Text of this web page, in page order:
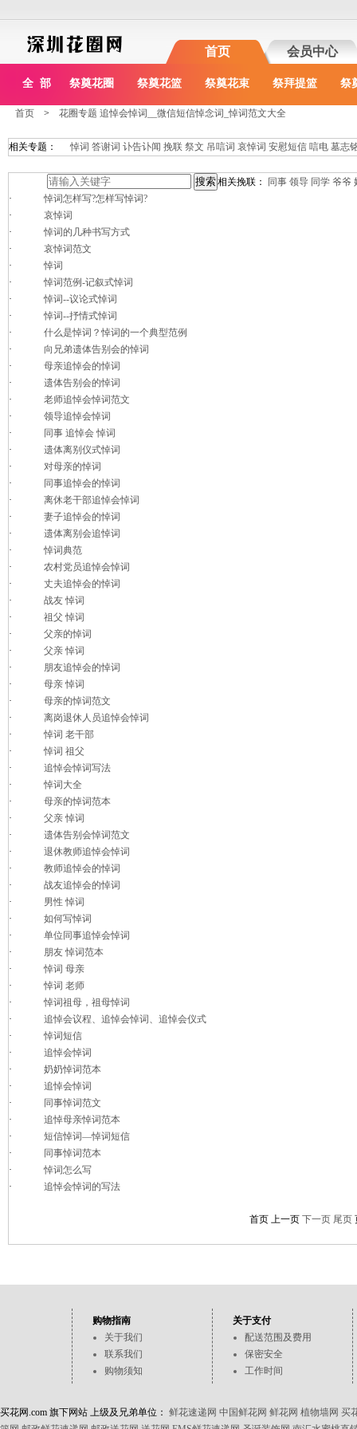
首页 会员中心
全 部 祭奠花圈 祭奠花篮 祭奠花束 祭拜提篮 祭
首页 > 花圈专题 追悼会悼词__微信短信悼念词_悼词范文大全
相关专题： 悼词 答谢词 讣告讣闻 挽联 祭文 吊唁词 哀悼词 安慰短信 唁电 墓志
相关挽联： 同事 领导 同学 爷爷
·
悼词怎样写?怎样写悼词?
·
哀悼词
·
悼词的几种书写方式
·
哀悼词范文
·
悼词
·
悼词范例-记叙式悼词
·
悼词--议论式悼词
·
悼词--抒情式悼词
·
什么是悼词？悼词的一个典型范例
·
向兄弟遗体告别会的悼词
·
母亲追悼会的悼词
·
遗体告别会的悼词
·
老师追悼会悼词范文
·
领导追悼会悼词
·
同事 追悼会 悼词
·
遗体离别仪式悼词
·
对母亲的悼词
·
同事追悼会的悼词
·
离休老干部追悼会悼词
·
妻子追悼会的悼词
·
遗体离别会追悼词
·
悼词典范
·
农村党员追悼会悼词
·
丈夫追悼会的悼词
·
战友 悼词
·
祖父 悼词
·
父亲的悼词
·
父亲 悼词
·
朋友追悼会的悼词
·
母亲 悼词
·
母亲的悼词范文
·
离岗退休人员追悼会悼词
·
悼词 老干部
·
悼词 祖父
·
追悼会悼词写法
·
悼词大全
·
母亲的悼词范本
·
父亲 悼词
·
遗体告别会悼词范文
·
退休教师追悼会悼词
·
教师追悼会的悼词
·
战友追悼会的悼词
·
男性 悼词
·
如何写悼词
·
单位同事追悼会悼词
·
朋友 悼词范本
·
悼词 母亲
·
悼词 老师
·
悼词祖母，祖母悼词
·
追悼会议程、追悼会悼词、追悼会仪式
·
悼词短信
·
追悼会悼词
·
奶奶悼词范本
·
追悼会悼词
·
同事悼词范文
·
追悼母亲悼词范本
·
短信悼词—悼词短信
·
同事悼词范本
·
悼词怎么写
·
追悼会悼词的写法
首页 上一页 下一页 尾页
购物指南
关于我们
联系我们
购物须知
关于支付
配送范围及费用
保密安全
工作时间
买花网.com 旗下网站 上级及兄弟单位： 鲜花速递网 中国鲜花网 鲜花网 植物墙网 买